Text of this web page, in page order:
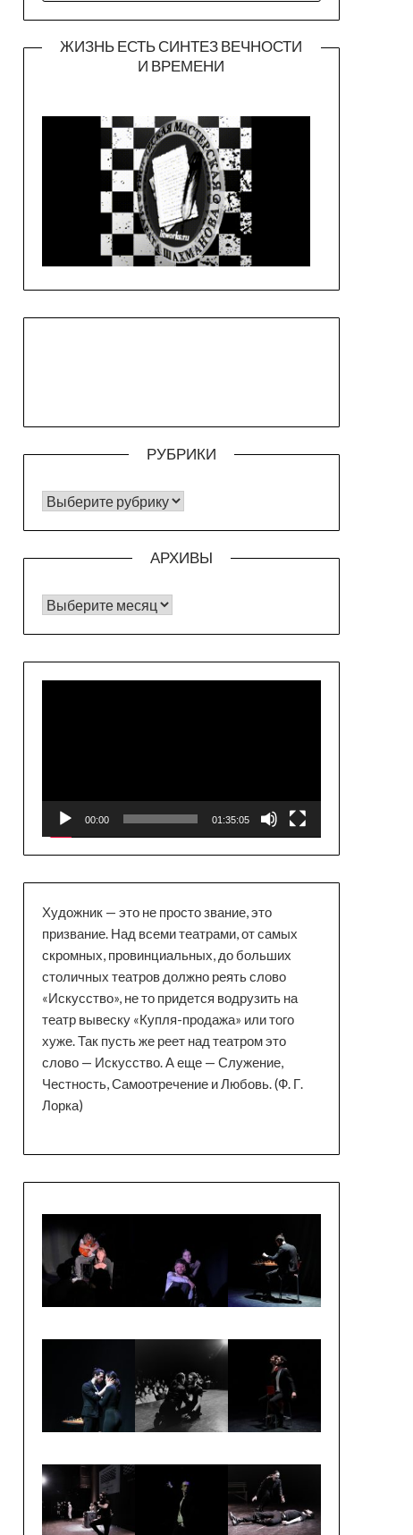
ЖИЗНЬ ЕСТЬ СИНТЕЗ ВЕЧНОСТИ
И ВРЕМЕНИ
РУБРИКИ
РУБРИКИ
АРХИВЫ
Архивы
00:00 01:35:05
Художник — это не просто звание, это
призвание. Над всеми театрами, от самых
скромных, провинциальных, до больших
столичных театров должно реять слово
«Искусство», не то придется водрузить на
театр вывеску «Купля-продажа» или того
хуже. Так пусть же реет над театром это
слово — Искусство. А еще — Служение,
Честность, Самоотречение и Любовь. (Ф. Г.
Лорка)